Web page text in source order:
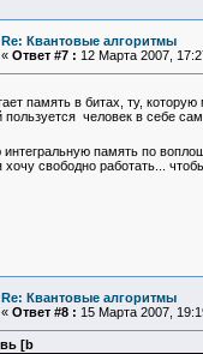
Re: Квантовые алгоритмы
« Ответ #7 : 12 Марта 2007,
память в битах, ту,
пользуется человек в себе
память по
свободно работать...
Re: Квантовые алгоритмы
« Ответ #8 : 15 Марта 2007,
[b